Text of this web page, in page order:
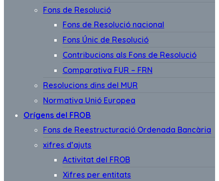
Fons de Resolució
Fons de Resolució nacional
Fons Únic de Resolució
Contribucions als Fons de Resolució
Comparativa FUR – FRN
Resolucions dins del MUR
Normativa Unió Europea
Orígens del FROB
Fons de Reestructuració Ordenada Bancària
xifres d’ajuts
Activitat del FROB
Xifres per entitats